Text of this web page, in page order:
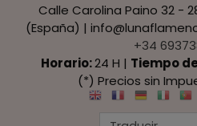
Calle Carolina Paino 32 -
(España) |
+34
Horario:24 H | Tiempo
(*) Precios sin